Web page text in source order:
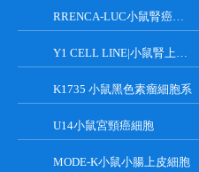
RRENCA-LUC小鼠腎癌細胞LUC轉染株
Y1 CELL LINE|小鼠腎上腺皮質瘤細胞
K1735 小鼠黑色素瘤細胞系
U14小鼠宮頸癌細胞
MODE-K小鼠小腸上皮細胞